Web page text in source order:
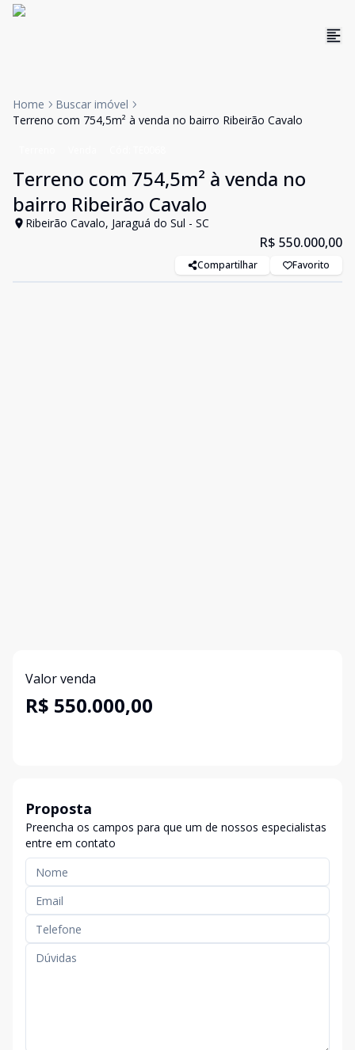
Home
Buscar imóvel
Terreno com 754,5m² à venda no bairro Ribeirão Cavalo
Terreno com 754,5m² à venda no
bairro Ribeirão Cavalo
Ribeirão Cavalo, Jaraguá do Sul - SC
R$ 550.000,00
Compartilhar Favorito
Valor venda
R$ 550.000,00
Proposta
Preencha os campos para que um de nossos especialistas
entre em contato